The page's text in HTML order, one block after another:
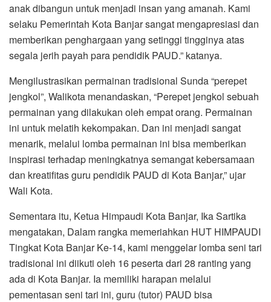
anak dibangun untuk menjadi insan yang amanah. Kami
selaku Pemerintah Kota Banjar sangat mengapresiasi dan
memberikan penghargaan yang setinggi tingginya atas
segala jerih payah para pendidik PAUD.” katanya.
Mengilustrasikan permainan tradisional Sunda “perepet
jengkol”, Walikota menandaskan, “Perepet jengkol sebuah
permainan yang dilakukan oleh empat orang. Permainan
ini untuk melatih kekompakan. Dan ini menjadi sangat
menarik, melalui lomba permainan ini bisa memberikan
inspirasi terhadap meningkatnya semangat kebersamaan
dan kreatifitas guru pendidik PAUD di Kota Banjar,” ujar
Wali Kota.
Sementara itu, Ketua Himpaudi Kota Banjar, Ika Sartika
mengatakan, Dalam rangka memeriahkan HUT HIMPAUDI
Tingkat Kota Banjar Ke-14, kami menggelar lomba seni tari
tradisional ini diikuti oleh 16 peserta dari 28 ranting yang
ada di Kota Banjar. Ia memiliki harapan melalui
pementasan seni tari ini, guru (tutor) PAUD bisa